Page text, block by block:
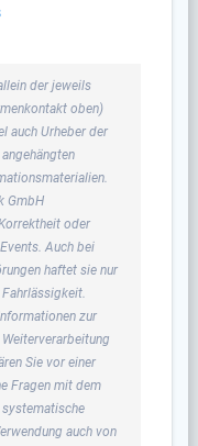
der jeweils
oben)
auch Urheber der
GmbH
oder
Auch bei
haftet sie nur
zur
Sie vor einer
Fragen mit dem
systematische
auch von